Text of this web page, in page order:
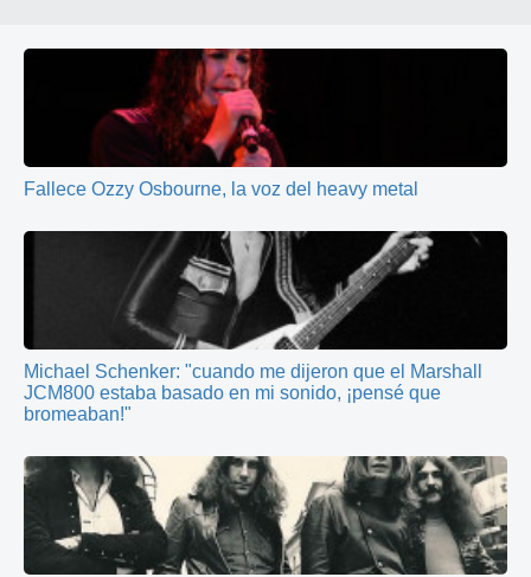
Fallece Ozzy Osbourne, la voz del heavy metal
Michael Schenker: "cuando me dijeron que el Marshall
JCM800 estaba basado en mi sonido, ¡pensé que
bromeaban!"